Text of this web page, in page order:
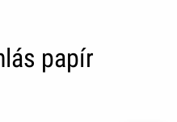
papír